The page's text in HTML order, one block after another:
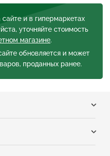
и в гипермаркетах
уточняйте стоимость
магазине.
обновляется и может
проданных ранее.